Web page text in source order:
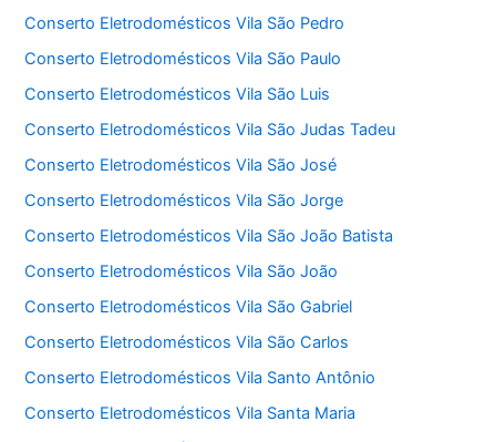
Conserto Eletrodomésticos Vila São Pedro
Conserto Eletrodomésticos Vila São Paulo
Conserto Eletrodomésticos Vila São Luis
Conserto Eletrodomésticos Vila São Judas Tadeu
Conserto Eletrodomésticos Vila São José
Conserto Eletrodomésticos Vila São Jorge
Conserto Eletrodomésticos Vila São João Batista
Conserto Eletrodomésticos Vila São João
Conserto Eletrodomésticos Vila São Gabriel
Conserto Eletrodomésticos Vila São Carlos
Conserto Eletrodomésticos Vila Santo Antônio
Conserto Eletrodomésticos Vila Santa Maria